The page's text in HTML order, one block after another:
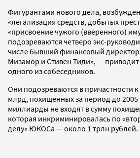
Фигурантами нового дела,
«легализация средств, добытых
«присвоение чужого (вверенного)
подозреваются четверо экс-
числе бывший финансовый
Мизамор и Стивен Тиди», — приводит
одного из собеседников.
Они подозреваются в причастности
млрд, похищенных за период до 2005
миллиарды не входят в сумму
которая инкриминировалась по
делу» ЮКОСа — около 1 трлн рублей.